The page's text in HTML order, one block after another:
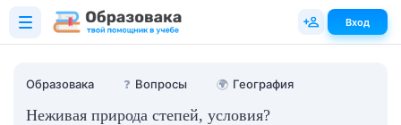
Образовака ❓ Вопросы 🌍 География
Неживая природа степей, условия?
Вход